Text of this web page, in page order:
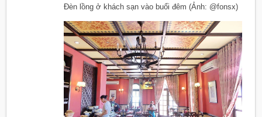
Đèn lồng ở khách sạn vào buổi đêm (Ảnh: @fonsx)